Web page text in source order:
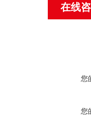
在线
您
您